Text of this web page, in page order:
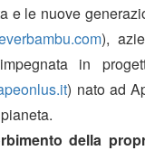
le nuove
),
in
) nato ad
della